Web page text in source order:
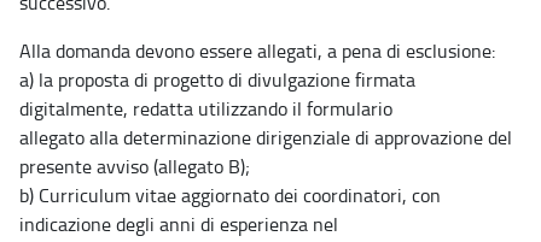
Alla domanda devono essere allegati, a pena di esclusione:
a) la proposta di progetto di divulgazione firmata
digitalmente, redatta utilizzando il formulario
allegato alla determinazione dirigenziale di approvazione del
presente avviso (allegato B);
b) Curriculum vitae aggiornato dei coordinatori, con
indicazione degli anni di esperienza nel